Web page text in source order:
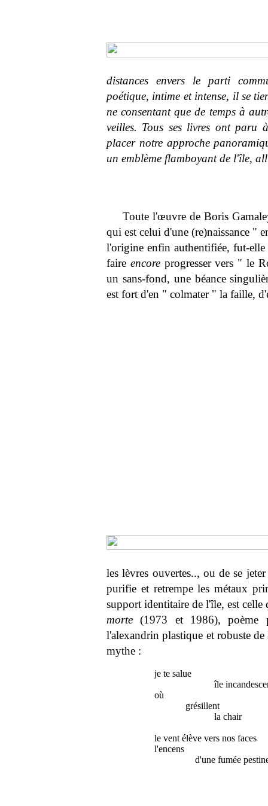
distances envers le parti
poétique, intime et intense, il se
ne consentant que de temps à
veilles. Tous ses livres ont
placer notre approche
un emblème flamboyant de l'île,
Toute l'œuvre de Boris
qui est celui d'une (re)naissance "
l'origine enfin authentifiée, fut-
faire encoreprogresser vers " le
un sans-fond, une béance
est fort d'en " colmater " la faille,
les lèvres ouvertes.., ou de se
purifie et retrempe les métaux
support identitaire de l'île, est
morte (1973 et 1986), poème
l'alexandrin plastique et robuste
mythe :
je te salue
île
où
grésillent
la chair
le vent élève vers nos faces
l'encens
d'une fumée